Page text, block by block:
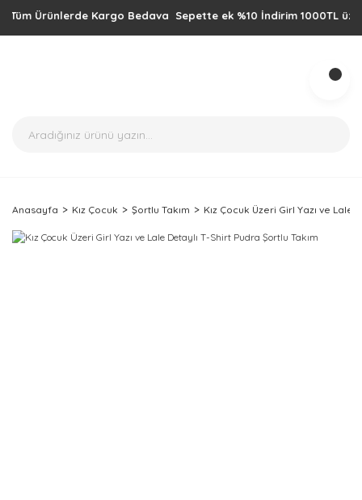
Ürünlerde Kargo Bedava Sepette ek %10 İndirim 1000TL üzeri
Anasayfa Kız Çocuk Şortlu Takım Kız Çocuk Üzeri Girl Yazı ve Lale